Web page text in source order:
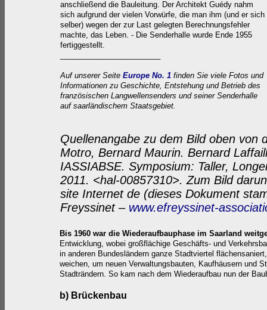
anschließend die Bauleitung. Der Architekt Guédy nahm
sich aufgrund der vielen Vorwürfe, die man ihm (und er sich
selber) wegen der zur Last gelegten Berechnungsfehler
machte, das Leben. - Die Senderhalle wurde Ende 1955
fertiggestellt.
Auf unserer Seite Europe No. 1finden Sie viele Fotos und
Informationen zu Geschichte, Entstehung und Betrieb des
französischen Langwellensenders und seiner Senderhalle
auf saarländischem Staatsgebiet.
Quellenangabe zu dem Bild oben von
Motro, Bernard Maurin. Bernard
IASSIABSE. Symposium: Taller,
2011. <hal-00857310>. Zum Bild
site Internet de (dieses Dokument
Freyssinet – www.efreyssinet-
Bis 1960 war die Wiederaufbauphase im Saarland
Entwicklung, wobei großflächige Geschäfts- und
in anderen Bundesländern ganze Stadtviertel
weichen, um neuen Verwaltungsbauten, Kaufhäusern und
Stadträndern. So kam nach dem Wiederaufbau nun der
b) Brückenbau